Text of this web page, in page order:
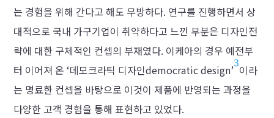
는 경험을 위해 간다고 해도 무방하다. 연구를 진행하면서 상
대적으로 국내 가구기업이 취약하다고 느낀 부분은 디자인전
략에 대한 구체적인 컨셉의 부재였다. 이케아의 경우 예전부
터 이어져 온 ‘데모크라틱 디자인democratic design’
3
이라
는 명료한 컨셉을 바탕으로 이것이 제품에 반영되는 과정을
다양한 고객 경험을 통해 표현하고 있었다.